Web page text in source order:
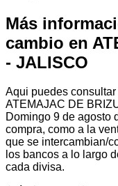
Más
cambio en
- JALISCO
Aqui puedes
ATEMAJAC DE
Domingo 9 de agosto
compra, como a la
que se intercambian/
los bancos a lo largo
cada divisa.